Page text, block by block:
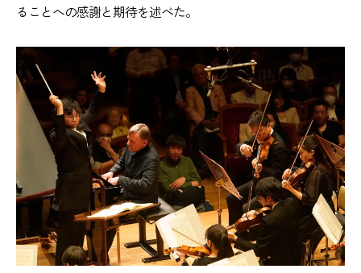
ることへの感謝と期待を述べた。